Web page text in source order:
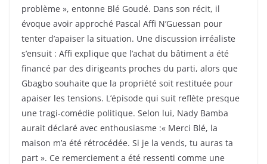
problème », entonne Blé Goudé. Dans son récit, il
évoque avoir approché Pascal Affi N’Guessan pour
tenter d’apaiser la situation. Une discussion irréaliste
s’ensuit : Affi explique que l’achat du bâtiment a été
financé par des dirigeants proches du parti, alors que
Gbagbo souhaite que la propriété soit restituée pour
apaiser les tensions. L’épisode qui suit reflète presque
une tragi-comédie politique. Selon lui, Nady Bamba
aurait déclaré avec enthousiasme :« Merci Blé, la
maison m’a été rétrocédée. Si je la vends, tu auras ta
part ». Ce remerciement a été ressenti comme une